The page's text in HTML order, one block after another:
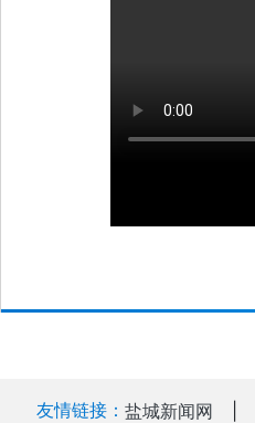
友情链接： 盐城新闻网